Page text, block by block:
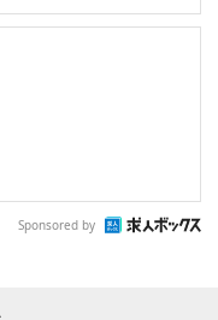
Sponsored by